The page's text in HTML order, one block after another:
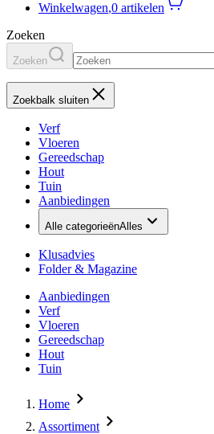
Winkelwagen,0 artikelen
Zoeken
Zoeken
Zoekbalk sluiten
Verf
Vloeren
Gereedschap
Hout
Tuin
Aanbiedingen
Alle categorieënAlles
Klusadvies
Folder & Magazine
Aanbiedingen
Verf
Vloeren
Gereedschap
Hout
Tuin
Home
Assortiment